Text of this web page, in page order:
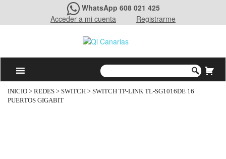
WhatsApp 608 021 425
Acceder a mi cuenta
Registrarme
INICIO > REDES > SWITCH > SWITCH TP-LINK TL-SG1016DE 16
PUERTOS GIGABIT